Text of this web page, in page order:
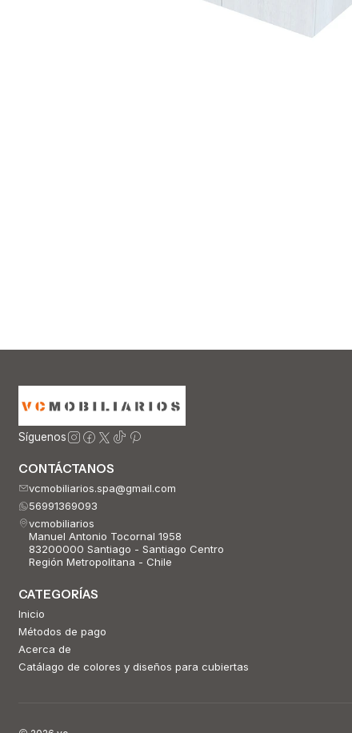
Síguenos
CONTÁCTANOS
vcmobiliarios.spa@gmail.com
56991369093
vcmobiliarios
Manuel Antonio Tocornal 1958
83200000 Santiago - Santiago Centro
Región Metropolitana - Chile
CATEGORÍAS
Inicio
Métodos de pago
Acerca de
Catálago de colores y diseños para cubiertas